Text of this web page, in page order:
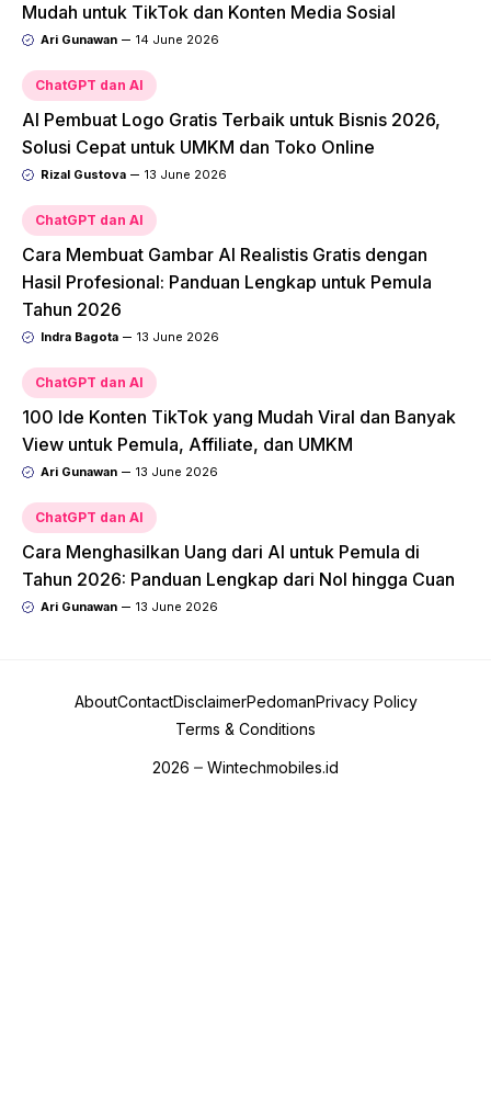
Mudah untuk TikTok dan Konten Media Sosial
Ari Gunawan 14 June 2026
ChatGPT dan AI
AI Pembuat Logo Gratis Terbaik untuk Bisnis 2026,
Solusi Cepat untuk UMKM dan Toko Online
Rizal Gustova 13 June 2026
ChatGPT dan AI
Cara Membuat Gambar AI Realistis Gratis dengan
Hasil Profesional: Panduan Lengkap untuk Pemula
Tahun 2026
Indra Bagota 13 June 2026
ChatGPT dan AI
100 Ide Konten TikTok yang Mudah Viral dan Banyak
View untuk Pemula, Affiliate, dan UMKM
Ari Gunawan 13 June 2026
ChatGPT dan AI
Cara Menghasilkan Uang dari AI untuk Pemula di
Tahun 2026: Panduan Lengkap dari Nol hingga Cuan
Ari Gunawan 13 June 2026
AboutContactDisclaimerPedomanPrivacy Policy
Terms & Conditions
2026 Wintechmobiles.id